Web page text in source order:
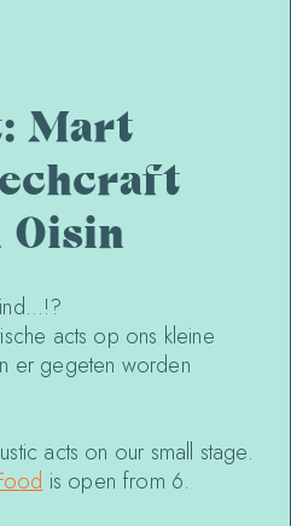
Mart
Oisin
acts op ons kleine
er gegeten worden
acts on our small stage.
is open from 6.